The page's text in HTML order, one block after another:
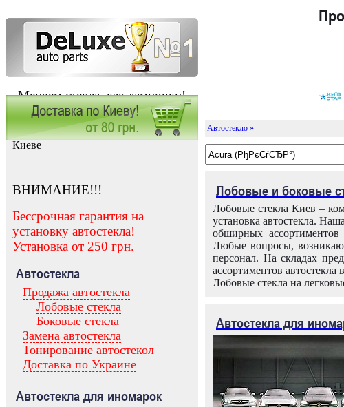
Меняем стекла, как лампочки!
Заказать установку автостекла в
Киеве
ВНИМАНИЕ!!!
Бессрочная гарантия на
установку автостекла!
Установка от 250 грн.
Автостекла
Продажа автостекла
Лобовые стекла
Боковые стекла
Замена автостекла
Тонирование автостекол
Доставка по Украине
Автостекла для иномарок
Автостекло »
Лобовые и боковые
Лобовые стекла Киев –
установка автостекла.
обширных
Любые вопросы,
персонал. На складах
ассортиментов автостекла
Лобовые стекла на
Автостекла для